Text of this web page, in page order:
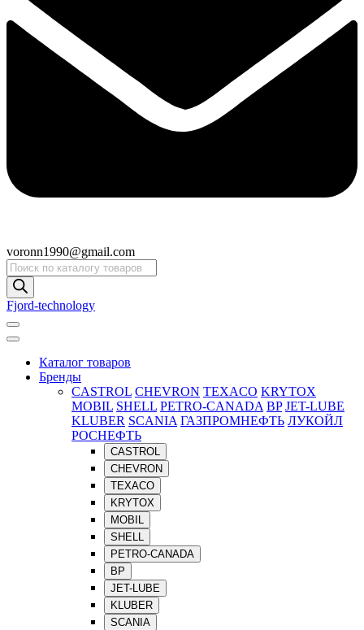
voronn1990@gmail.com
Поиск
товаров
Fjord-technology
Каталог товаров
Бренды
CASTROL CHEVRON TEXACO KRYTOX
MOBIL SHELL PETRO-CANADA BP JET-LUBE
KLUBER SCANIA ГАЗПРОМНЕФТЬ ЛУКОЙЛ
РОСНЕФТЬ
CASTROL
CHEVRON
TEXACO
KRYTOX
MOBIL
SHELL
PETRO-CANADA
BP
JET-LUBE
KLUBER
SCANIA